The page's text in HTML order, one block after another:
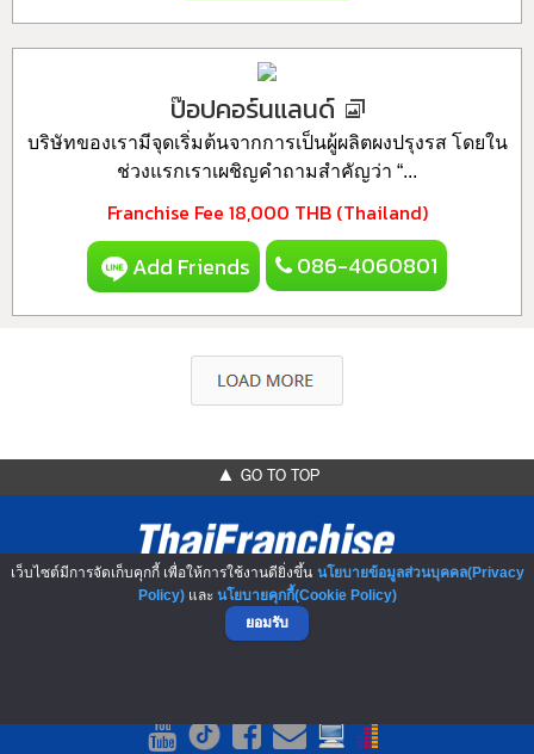
ป๊อปคอร์นแลนด์
บริษัทของเรามีจุดเริ่มต้นจากการเป็นผู้ผลิตผงปรุงรส โดยใน
ช่วงแรกเราเผชิญคำถามสำคัญว่า “...
Franchise Fee 18,000 THB (Thailand)
Add Friends 086-4060801
▲ GO TO TOP
เว็บไซต์มีการจัดเก็บคุกกี้ เพื่อให้การใช้งานดียิ่งขึ้น นโยบายข้อมูลส่วนบุคคล(Privacy
Policy)และ นโยบายคุกกี้(Cookie Policy)
ยอมรับ